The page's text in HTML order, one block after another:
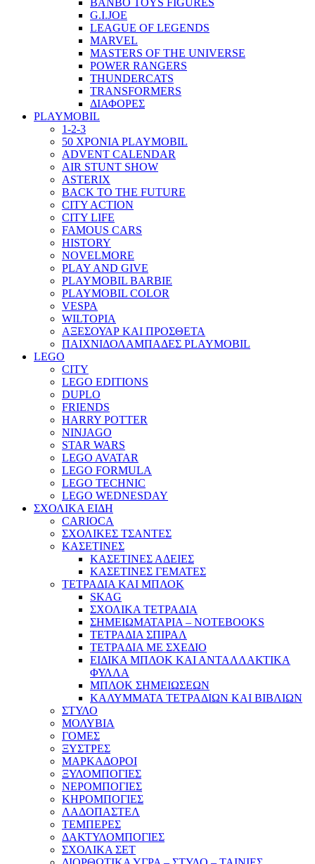
BANBO TOYS FIGURES
G.I.JOE
LEAGUE OF LEGENDS
MARVEL
MASTERS OF THE UNIVERSE
POWER RANGERS
THUNDERCATS
TRANSFORMERS
ΔΙΑΦΟΡΕΣ
PLAYMOBIL
1-2-3
50 ΧΡΟΝΙΑ PLAYMOBIL
ADVENT CALENDAR
AIR STUNT SHOW
ASTERIX
BACK TO THE FUTURE
CITY ACTION
CITY LIFE
FAMOUS CARS
HISTORY
NOVELMORE
PLAY AND GIVE
PLAYMOBIL BARBIE
PLAYMOBIL COLOR
VESPA
WILTOPIA
ΑΞΕΣΟΥΑΡ ΚΑΙ ΠΡΟΣΘΕΤΑ
ΠΑΙΧΝΙΔΟΛΑΜΠΑΔΕΣ PLAYMOBIL
LEGO
CITY
LEGO EDITIONS
DUPLO
FRIENDS
HARRY POTTER
NINJAGO
STAR WARS
LEGO AVATAR
LEGO FORMULA
LEGO TECHNIC
LEGO WEDNESDAY
ΣΧΟΛΙΚΑ ΕΙΔΗ
CARIOCA
ΣΧΟΛΙΚΕΣ ΤΣΑΝΤΕΣ
ΚΑΣΕΤΙΝΕΣ
ΚΑΣΕΤΙΝΕΣ ΑΔΕΙΕΣ
ΚΑΣΕΤΙΝΕΣ ΓΕΜΑΤΕΣ
ΤΕΤΡΑΔΙΑ ΚΑΙ ΜΠΛΟΚ
SKAG
ΣΧΟΛΙΚΑ ΤΕΤΡΑΔΙΑ
ΣΗΜΕΙΩΜΑΤΑΡΙΑ – NOTEBOOKS
ΤΕΤΡΑΔΙΑ ΣΠΙΡΑΛ
ΤΕΤΡΑΔΙΑ ΜΕ ΣΧΕΔΙΟ
ΕΙΔΙΚΑ ΜΠΛΟΚ ΚΑΙ ΑΝΤΑΛΛΑΚΤΙΚΑ
ΦΥΛΛΑ
ΜΠΛΟΚ ΣΗΜΕΙΩΣΕΩΝ
ΚΑΛΥΜΜΑΤΑ ΤΕΤΡΑΔΙΩΝ ΚΑΙ ΒΙΒΛΙΩΝ
ΣΤΥΛΟ
ΜΟΛΥΒΙΑ
ΓΟΜΕΣ
ΞΥΣΤΡΕΣ
ΜΑΡΚΑΔΟΡΟΙ
ΞΥΛΟΜΠΟΓΙΕΣ
ΝΕΡΟΜΠΟΓΙΕΣ
ΚΗΡΟΜΠΟΓΙΕΣ
ΛΑΔΟΠΑΣΤΕΛ
ΤΕΜΠΕΡΕΣ
ΔΑΚΤΥΛΟΜΠΟΓΙΕΣ
ΣΧΟΛΙΚΑ ΣΕΤ